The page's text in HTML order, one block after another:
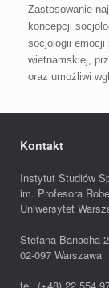
Zastosowanie
koncepcji
socjologii emocji
wietnamskiej,
oraz umożliwi
Kontakt
Instytut Studiów
im. Profesora
Uniwersytet
Stefana Banacha
02-097 Warszawa